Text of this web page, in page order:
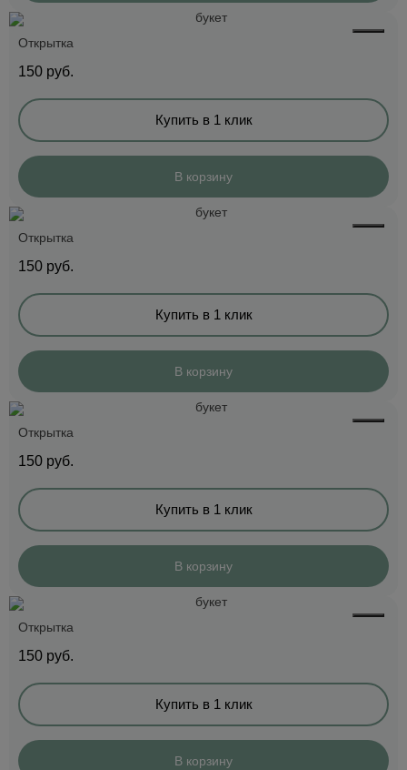
Открытка
150 руб.
Купить в 1 клик
В корзину
Открытка
150 руб.
Купить в 1 клик
В корзину
Открытка
150 руб.
Купить в 1 клик
В корзину
Открытка
150 руб.
Купить в 1 клик
В корзину